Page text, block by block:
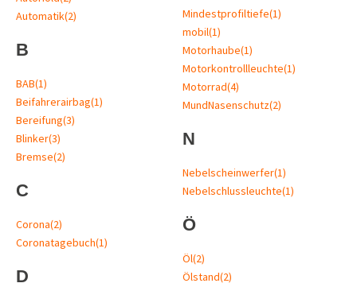
Automatik(2)
B
BAB(1)
Beifahrerairbag(1)
Bereifung(3)
Blinker(3)
Bremse(2)
C
Corona(2)
Coronatagebuch(1)
D
Mindestprofiltiefe(1)
mobil(1)
Motorhaube(1)
Motorkontrollleuchte(1)
Motorrad(4)
MundNasenschutz(2)
N
Nebelscheinwerfer(1)
Nebelschlussleuchte(1)
Ö
Öl(2)
Ölstand(2)